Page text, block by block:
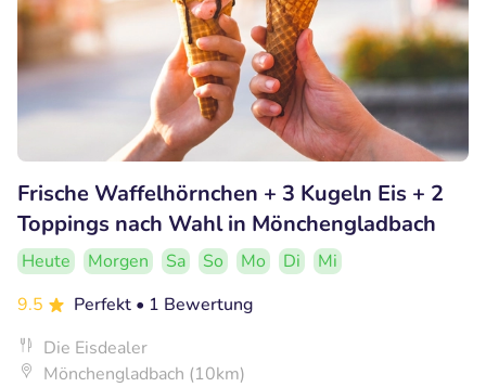
Frische Waffelhörnchen + 3 Kugeln Eis + 2
Toppings nach Wahl in Mönchengladbach
Heute Morgen Sa So Mo Di
Mi
9.5
Perfekt • 1 Bewertung
Die Eisdealer
Mönchengladbach (10km)